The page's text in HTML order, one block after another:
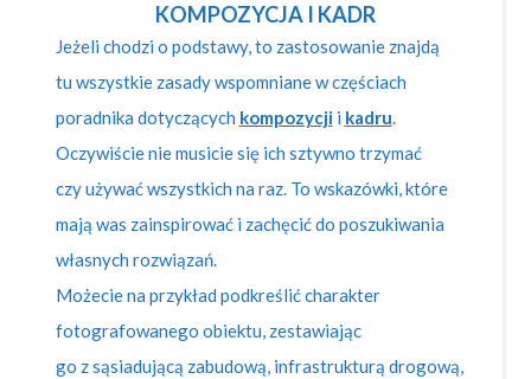
KOMPOZYCJA I KADR
Jeżeli chodzi o podstawy, to zastosowanie znajdą
tu wszystkie zasady wspomniane w częściach
poradnika dotyczących kompozycjii kadru.
Oczywiście nie musicie się ich sztywno trzymać
czy używać wszystkich na raz. To wskazówki, które
mają was zainspirować i zachęcić do poszukiwania
własnych rozwiązań.
Możecie na przykład podkreślić charakter
fotografowanego obiektu, zestawiając
go z sąsiadującą zabudową, infrastrukturą drogową,